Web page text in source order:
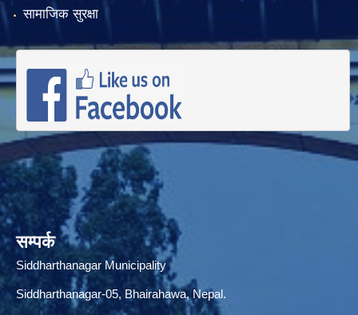
सामाजिक सुरक्षा
सम्पर्क
Siddharthanagar Municipality
Siddharthanagar-05, Bhairahawa, Nepal.